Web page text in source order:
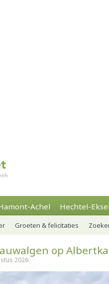
Achel Hechtel-
Groeten & felicitaties
op
2026